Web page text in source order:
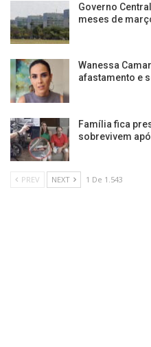
Governo
meses de
Wanessa
afastamento e
Família fica
sobrevivem
PREV NEXT 1 De 1.543